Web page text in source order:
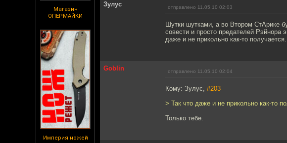
Магазин
ОПЕРМАЙКИ
Империя ножей
Зулуc отправлено 11.05.10 02:03
Шутки шутками, а во Втором СтАрике
совести и просто предателей Рэйнора
даже и не прикольно как-то получается.
Goblin отправлено 11.05.10 02:04
Кому: Зулуc, #203
> Так что даже и не прикольно как-то
Только тебе.